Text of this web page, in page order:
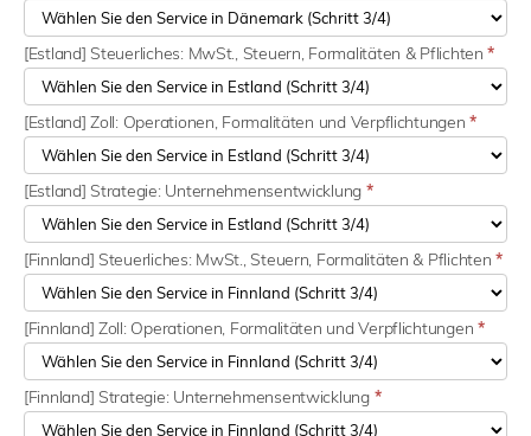
[Estland] Steuerliches: MwSt., Steuern, Formalitäten & Pflichten*
[Estland] Zoll: Operationen, Formalitäten und Verpflichtungen*
[Estland] Strategie: Unternehmensentwicklung *
[Finnland] Steuerliches: MwSt., Steuern, Formalitäten & Pflichten*
[Finnland] Zoll: Operationen, Formalitäten und Verpflichtungen *
[Finnland] Strategie: Unternehmensentwicklung *